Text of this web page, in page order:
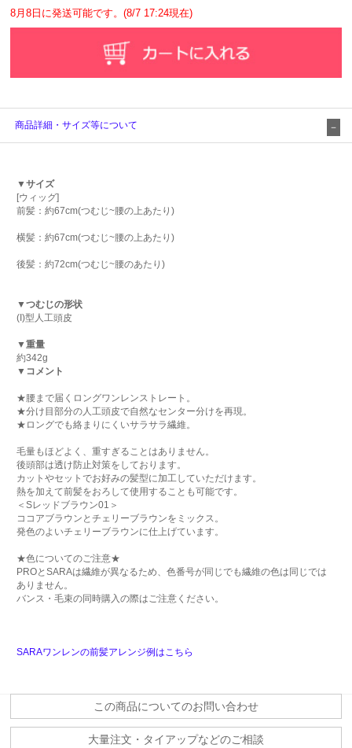
8月8日に発送可能です。(8/7 17:24現在)
商品詳細・サイズ等について
▼サイズ
[ウィッグ]
前髪：約67cm(つむじ~腰の上あたり)
横髪：約67cm(つむじ~腰の上あたり)
後髪：約72cm(つむじ~腰のあたり)
▼つむじの形状
(I)型人工頭皮
▼重量
約342g
▼コメント
★腰まで届くロングワンレンストレート。
★分け目部分の人工頭皮で自然なセンター分けを再現。
★ロングでも絡まりにくいサラサラ繊維。
毛量もほどよく、重すぎることはありません。
後頭部は透け防止対策をしております。
カットやセットでお好みの髪型に加工していただけます。
熱を加えて前髪をおろして使用することも可能です。
＜Sレッドブラウン01＞
ココアブラウンとチェリーブラウンをミックス。
発色のよいチェリーブラウンに仕上げています。
★色についてのご注意★
PROとSARAは繊維が異なるため、色番号が同じでも繊維の色は同じでは
ありません。
バンス・毛束の同時購入の際はご注意ください。
SARAワンレンの前髪アレンジ例はこちら
この商品についてのお問い合わせ
大量注文・タイアップなどのご相談